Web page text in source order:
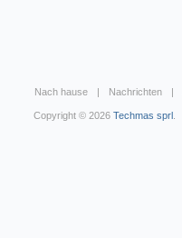
Nach hause Nachrichten
Copyright © 2026 Techmas sprl